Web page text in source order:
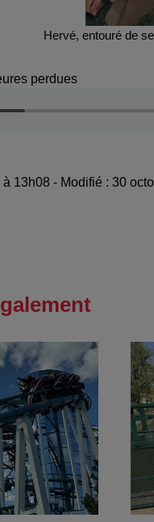
Hervé, entouré de
perdues
13h08 - Modifié : 30